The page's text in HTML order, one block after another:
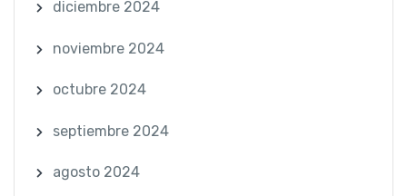
diciembre 2024
noviembre 2024
octubre 2024
septiembre 2024
agosto 2024